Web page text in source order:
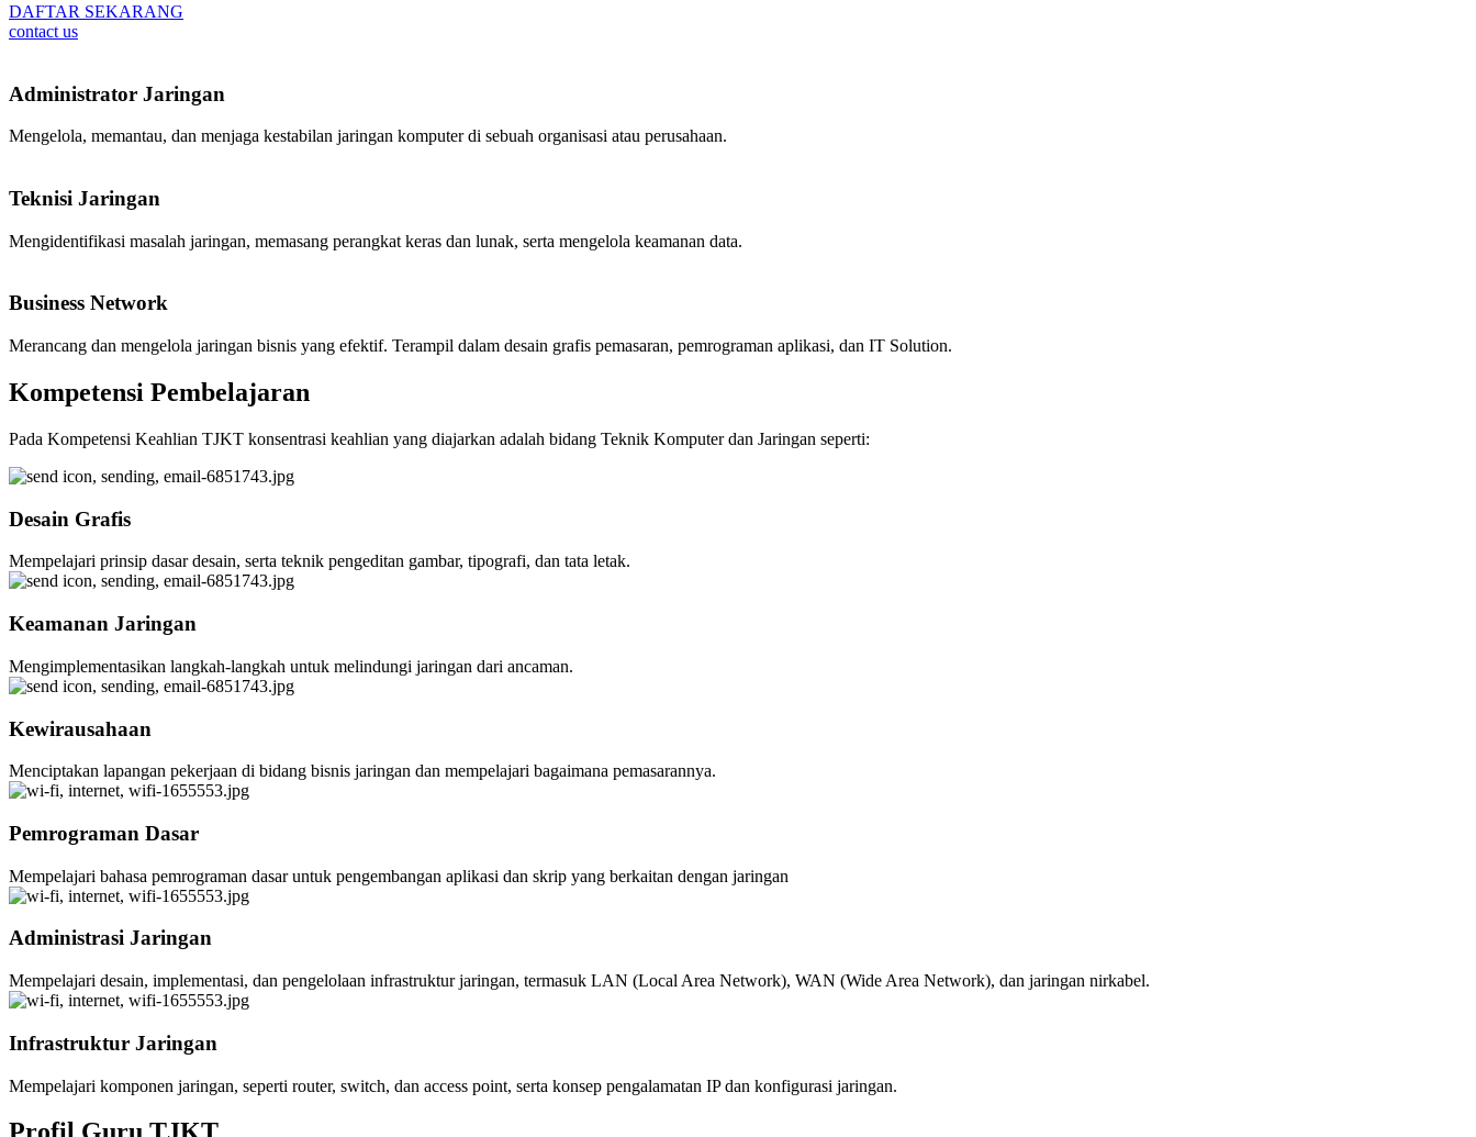
DAFTAR SEKARANG
contact us
Administrator Jaringan
Mengelola, memantau, dan menjaga kestabilan jaringan komputer di sebuah organisasi atau perusahaan.
Teknisi Jaringan
Mengidentifikasi masalah jaringan, memasang perangkat keras dan lunak, serta mengelola keamanan data.
Business Network
Merancang dan mengelola jaringan bisnis yang efektif. Terampil dalam desain grafis pemasaran, pemrograman aplikasi, dan IT Solution.
Kompetensi Pembelajaran
Pada Kompetensi Keahlian TJKT konsentrasi keahlian yang diajarkan adalah bidang Teknik Komputer dan Jaringan seperti:
Desain Grafis
Mempelajari prinsip dasar desain, serta teknik pengeditan gambar, tipografi, dan tata letak.
Keamanan Jaringan
Mengimplementasikan langkah-langkah untuk melindungi jaringan dari ancaman.
Kewirausahaan
Menciptakan lapangan pekerjaan di bidang bisnis jaringan dan mempelajari bagaimana pemasarannya.
Pemrograman Dasar
Mempelajari bahasa pemrograman dasar untuk pengembangan aplikasi dan skrip yang berkaitan dengan jaringan
Administrasi Jaringan
Mempelajari desain, implementasi, dan pengelolaan infrastruktur jaringan, termasuk LAN (Local Area Network), WAN (Wide Area Network), dan jaringan nirkabel.
Infrastruktur Jaringan
Mempelajari komponen jaringan, seperti router, switch, dan access point, serta konsep pengalamatan IP dan konfigurasi jaringan.